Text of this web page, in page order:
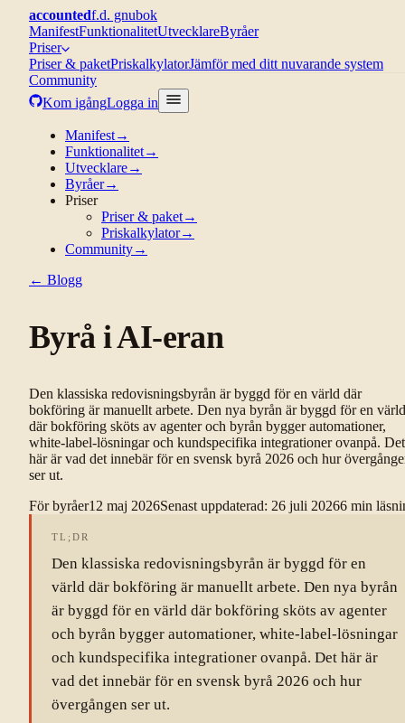
accountedf.d. gnubok
ManifestFunktionalitetUtvecklareByråer
Priser
Priser & paketPriskalkylatorJämför med ditt nuvarande system
Community
Kom igångLogga in
Manifest→
Funktionalitet→
Utvecklare→
Byråer→
Priser
Priser & paket→
Priskalkylator→
Community→
← Blogg
Byrå i AI-eran
Den klassiska redovisningsbyrån är byggd för en värld där
bokföring är manuellt arbete. Den nya byrån är byggd för en värld
där bokföring sköts av agenter och byrån bygger automationer,
white-label-lösningar och kundspecifika integrationer ovanpå. Det
här är vad det innebär för en svensk byrå 2026 och hur
ser ut.
För byråer12 maj 2026Senast uppdaterad: 26 juli 20266 min
TL;DR
Den klassiska redovisningsbyrån är byggd för en
värld där bokföring är manuellt arbete. Den nya byrån
är byggd för en värld där bokföring sköts av agenter
och byrån bygger automationer, white-label-lösningar
och kundspecifika integrationer ovanpå. Det här är
vad det innebär för en svensk byrå 2026 och hur
övergången ser ut.